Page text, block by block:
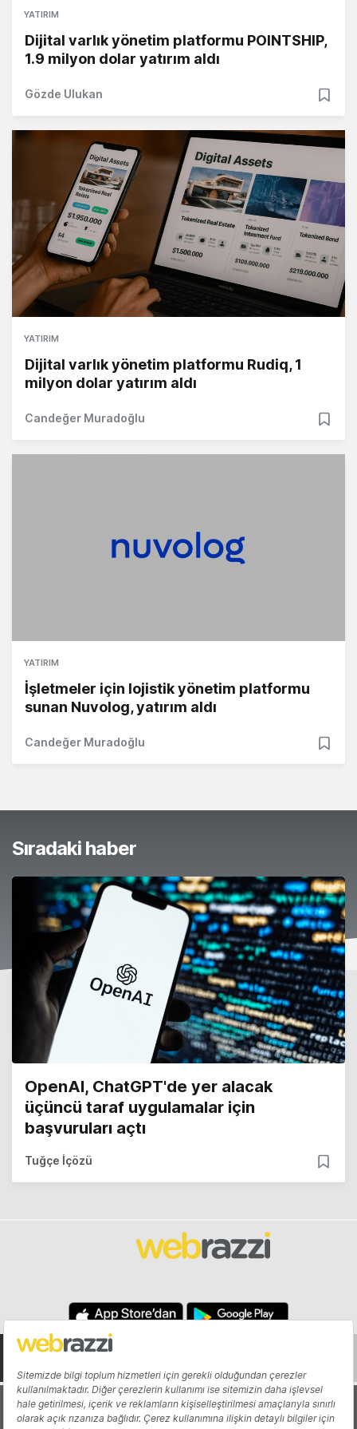
YATIRIM
Dijital varlık yönetim platformu POINTSHIP,
1.9 milyon dolar yatırım aldı
Gözde Ulukan
YATIRIM
Dijital varlık yönetim platformu Rudiq, 1
milyon dolar yatırım aldı
Candeğer Muradoğlu
YATIRIM
İşletmeler için lojistik yönetim platformu
sunan Nuvolog, yatırım aldı
Candeğer Muradoğlu
Sıradaki haber
OpenAI, ChatGPT'de yer alacak
üçüncü taraf uygulamalar için
başvuruları açtı
Tuğçe İçözü
Hakkında Yazarlar